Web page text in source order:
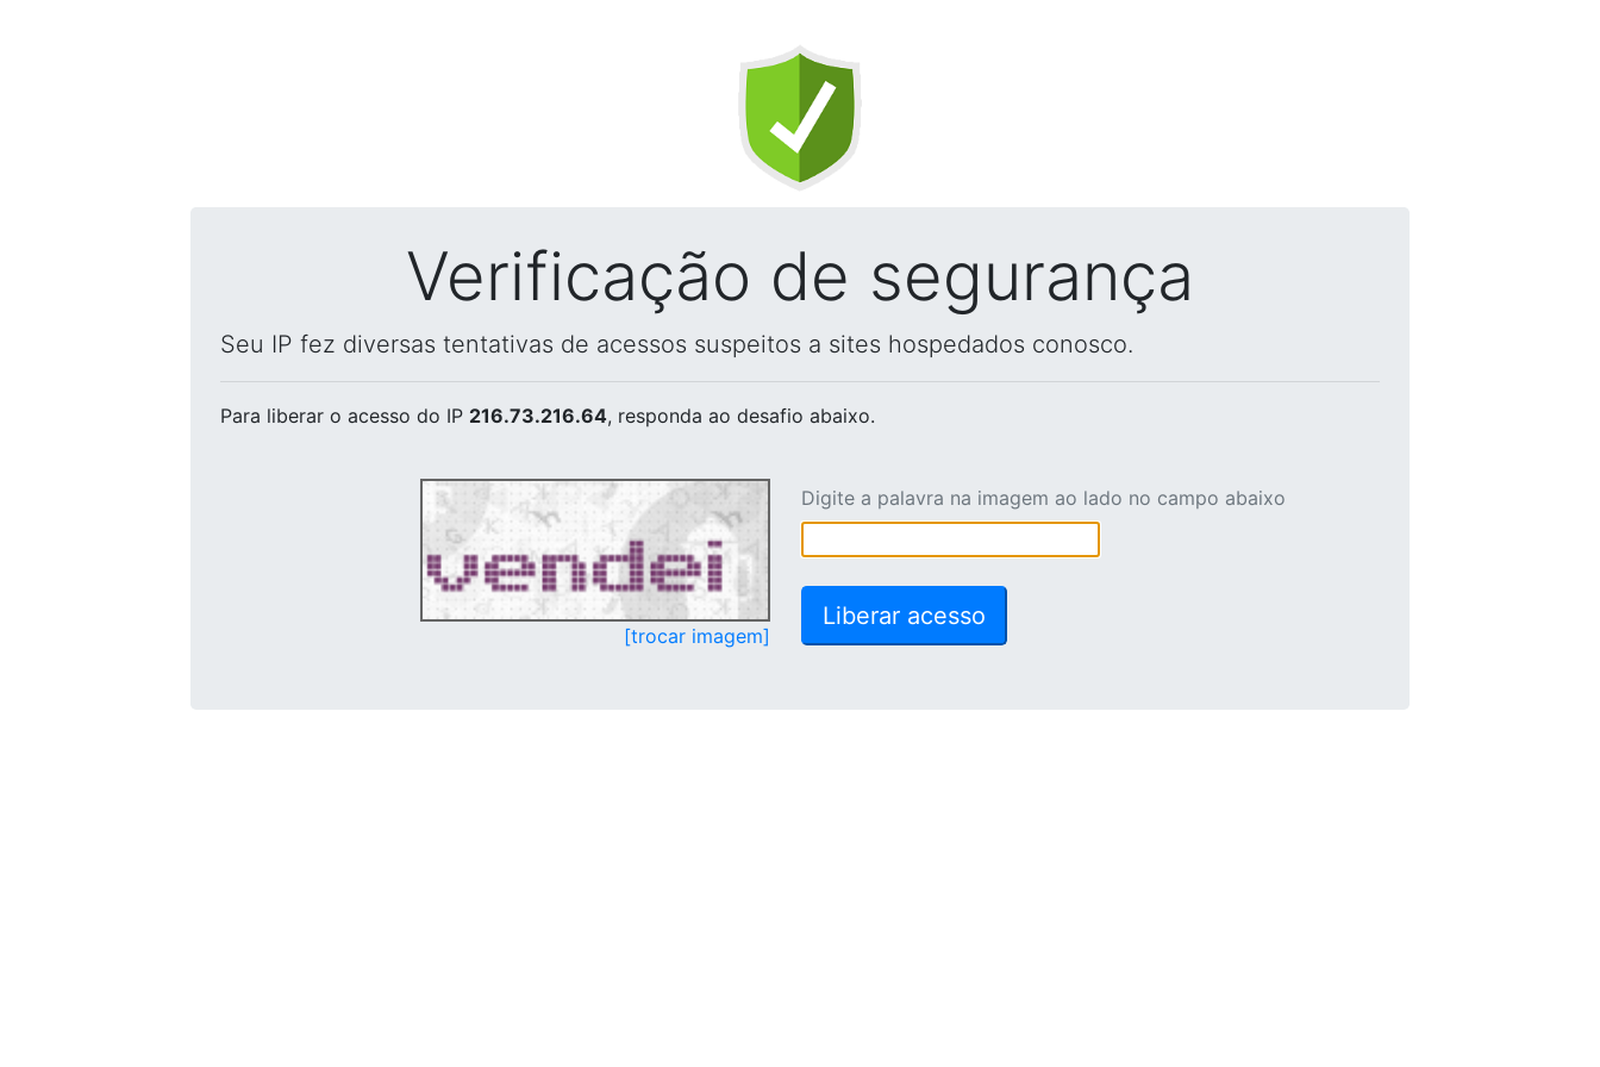
Verificação de segurança
Seu IP fez diversas tentativas de acessos suspeitos a sites hospedados conosco.
Para liberar o acesso do IP 216.73.216.64, responda ao desafio abaixo.
[trocar imagem]
Digite a palavra na imagem ao lado no campo abaixo